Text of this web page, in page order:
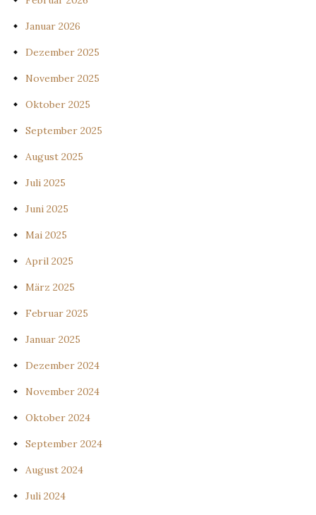
Januar 2026
Dezember 2025
November 2025
Oktober 2025
September 2025
August 2025
Juli 2025
Juni 2025
Mai 2025
April 2025
März 2025
Februar 2025
Januar 2025
Dezember 2024
November 2024
Oktober 2024
September 2024
August 2024
Juli 2024